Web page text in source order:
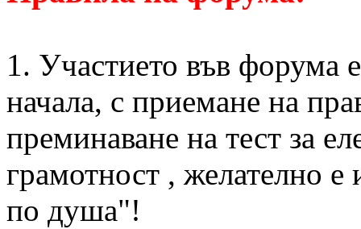
1. Участието във форума
начала, с приемане на
преминаване на тест за
грамотност , желателно
по душа"!